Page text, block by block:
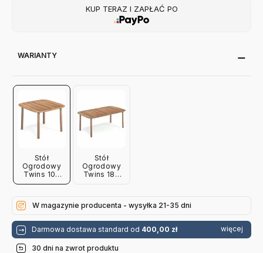
KUP TERAZ I ZAPŁAĆ PO
WARIANTY
Stół
Ogrodowy
Twins 105
Cm Emu
Stół
Ogrodowy
Twins 183
W magazynie producenta - wysyłka 21-35 dni
Darmowa dostawa standard od 400,00 zł więcej
30 dni na zwrot produktu